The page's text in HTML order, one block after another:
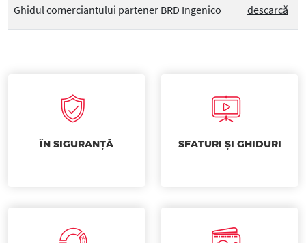
Ghidul comerciantului partener BRD Ingenico descarcă
ÎN SIGURANȚĂ SFATURI ȘI GHIDURI